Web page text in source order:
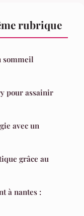
rubrique
sommeil
pour assainir
avec un
grâce au
à nantes :